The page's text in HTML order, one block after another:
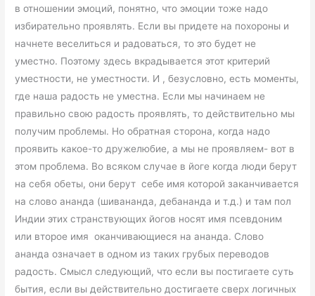
в отношении эмоций, понятно, что эмоции тоже надо
избирательно проявлять. Если вы придете на похороны и
начнете веселиться и радоваться, то это будет не
уместно. Поэтому здесь вкрадывается этот критерий
уместности, не уместности. И , безусловно, есть моменты,
где наша радость не уместна. Если мы начинаем не
правильно свою радость проявлять, то действительно мы
получим проблемы. Но обратная сторона, когда надо
проявить какое-то дружелюбие, а мы не проявляем- вот в
этом проблема. Во всяком случае в йоге когда люди берут
на себя обеты, они берут себе имя которой заканчивается
на слово ананда (шивананда, дебананда и т.д.) и там пол
Индии этих странствующих йогов носят имя псевдоним
или второе имя оканчивающиеся на ананда. Слово
ананда означает в одном из таких грубых переводов
радость. Смысл следующий, что если вы постигаете суть
бытия, если вы действительно достигаете сверх логичных